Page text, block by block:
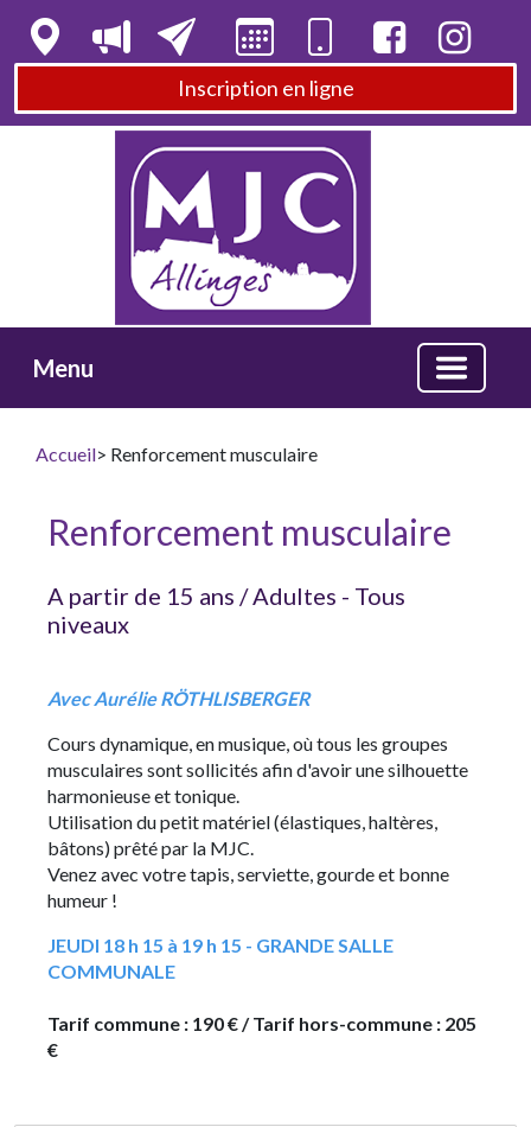
Inscription en ligne
Menu
Accueil> Renforcement musculaire
Renforcement musculaire
A partir de 15 ans / Adultes - Tous
niveaux
Avec Aurélie RÖTHLISBERGER
Cours dynamique, en musique, où tous les groupes
musculaires sont sollicités afin d'avoir une silhouette
harmonieuse et tonique.
Utilisation du petit matériel (élastiques, haltères,
bâtons) prêté par la MJC.
Venez avec votre tapis, serviette, gourde et bonne
humeur !
JEUDI 18 h 15 à 19 h 15 - GRANDE SALLE
COMMUNALE
Tarif commune : 190 € / Tarif hors-commune : 205
€